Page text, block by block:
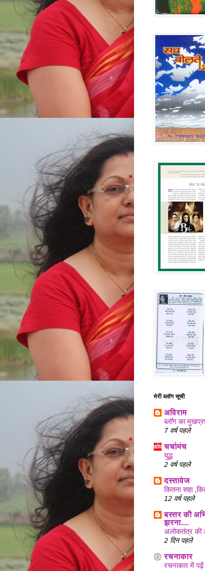
मेरी ब्लॉग सूची
अविराम
ब्लॉग का
7 वर्ष पहले
चर्चामंच
युद्ध
2 वर्ष पहले
दस्तावेज
कितना सहा
12 वर्ष पहले
बस्तर की
झरना....
अलोकतंत्र की
2 दिन पहले
रचनाकार
रचनाकार में